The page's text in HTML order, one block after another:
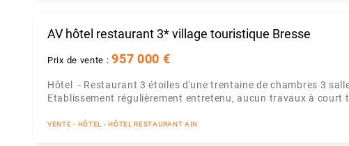
AV hôtel restaurant 3* village touristique Bresse
Prix de vente :957 000 €
Hôtel - Restaurant 3 étoiles d'une trentaine de chambres 3
Etablissement régulièrement entretenu, aucun travaux à court
VENTE - HÔTEL - HÔTEL RESTAURANT AIN